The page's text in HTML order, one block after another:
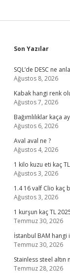
Son Yazılar
SQL’de DESC ne
Ağustos 8, 2026
Kabak hangi renk
Ağustos 7, 2026
Bağımlılıklar kaça
Ağustos 6, 2026
Aval aval ne ?
Ağustos 4, 2026
1 kilo kuzu eti kaç
Ağustos 3, 2026
1.4 16 valf Clio kaç
Ağustos 3, 2026
1 kurşun kaç TL
Temmuz 30, 2026
İstanbul BAM hangi
Temmuz 30, 2026
Stainless steel altın
Temmuz 28, 2026